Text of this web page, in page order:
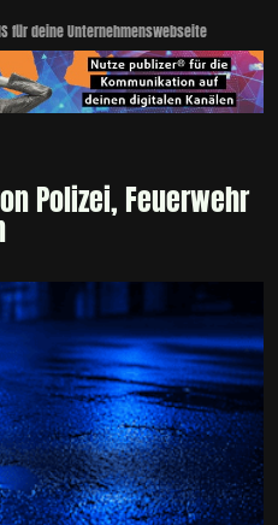
für deine Unternehmenswebseite
Polizei, Feuerwehr